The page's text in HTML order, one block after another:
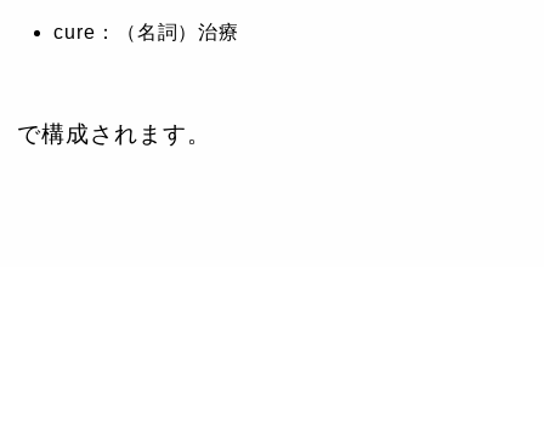
cure：（名詞）治療
で構成されます。